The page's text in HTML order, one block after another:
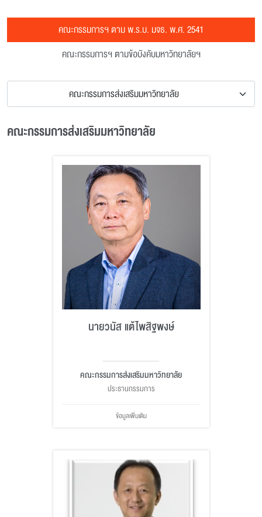
คณะกรรมการฯ ตาม พ.ร.บ. มจธ. พ.ศ. 2541
คณะกรรมการฯ ตามข้อบังคับมหาวิทยาลัยฯ
คณะกรรมการส่งเสริมมหาวิทยาลัย
คณะกรรมการส่งเสริมมหาวิทยาลัย
นายวนัส แต้ไพสิฐพงษ์
คณะกรรมการส่งเสริมมหาวิทยาลัย
ประธานกรรมการ
ข้อมูลเพิ่มเติม